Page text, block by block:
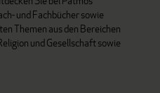
und Fachbücher sowie
Themen aus den Bereichen
und Gesellschaft sowie